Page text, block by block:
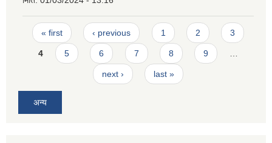
Pages
« first ‹ previous 1 2 3
4 5 6 7 8 9
next › last »
अन्य